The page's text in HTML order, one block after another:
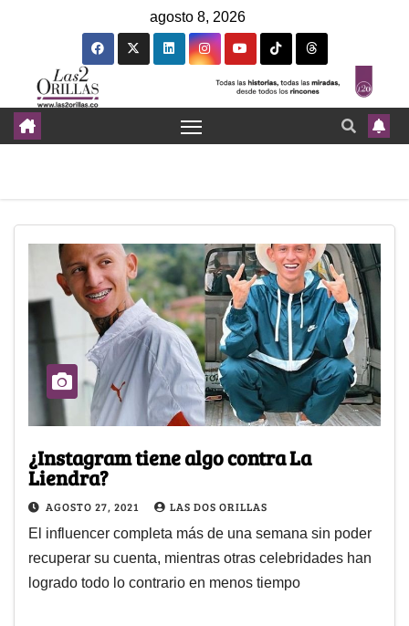
agosto 8, 2026
¿Instagram tiene algo contra La
Liendra?
AGOSTO 27, 2021 LAS DOS ORILLAS
El influencer completa más de una semana sin poder
recuperar su cuenta, mientras otras celebridades han
logrado todo lo contrario en menos tiempo